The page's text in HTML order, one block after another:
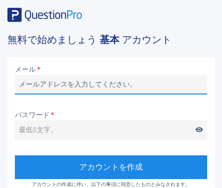
無料で始めましょう 基本 アカウント
メール*
パスワード *
visibility
アカウントを作成
アカウントの作成に伴い、以下の事項に同意したものとみなされます。